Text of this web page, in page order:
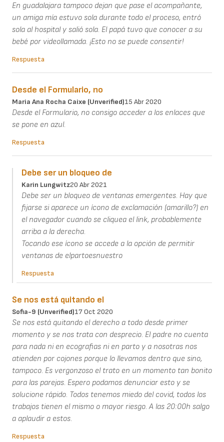
En guadalajara tampoco dejan que pase el acompañante,
un amiga mía estuvo sola durante todo el proceso, entró
sola al hospital y salió sola. El papá tuvo que conocer a su
bebé por videollamada. ¡Esto no se puede consentir!
Respuesta
Desde el Formulario, no
Maria Ana Rocha Caixe (unverified)15 Abr 2020
Desde el Formulario, no consigo acceder a los enlaces que
se pone en azul.
Respuesta
Debe ser un bloqueo de
Karin Lungwitz20 Abr 2021
Debe ser un bloqueo de ventanas emergentes. Hay que
fijarse si aparece un ícono de exclamación (amarillo?) en
el navegador cuando se cliquea el link, probablemente
arriba a la derecha.
Tocando ese ícono se accede a la opción de permitir
ventanas de elpartoesnuestro
Respuesta
Se nos está quitando el
Sofia-9 (unverified)17 Oct 2020
Se nos está quitando el derecho a todo desde primer
momento y se nos trata con desprecio. El padre no cuenta
para nada ni en ecografias ni en parto y a nosotras nos
atienden por cojones porque lo llevamos dentro que sino,
tampoco. Es vergonzoso el trato en un momento tan bonito
para las parejas. Espero podamos denunciar esto y se
solucione rápido. Todos tenemos miedo del covid, todos los
trabajos tienen el mismo o mayor riesgo. A las 20:00h salgo
a aplaudir a estos.
Respuesta